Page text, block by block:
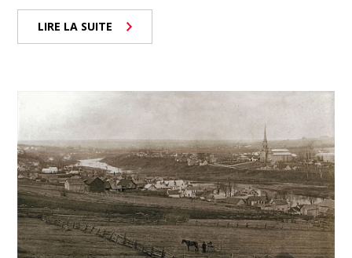
LIRE LA SUITE